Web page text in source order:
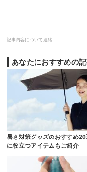
記事内容について連絡
あなたにおすすめの
暑さ対策グッズのおすすめ20
に役立つアイテムもご紹介